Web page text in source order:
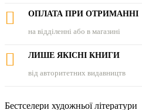
ОПЛАТА ПРИ ОТРИМАННІ
на відділенні або в магазині
ЛИШЕ ЯКІСНІ КНИГИ
від авторитетних видавництв
Бестселери художньої літератури